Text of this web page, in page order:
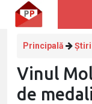
Principală Știri
Vinul
de